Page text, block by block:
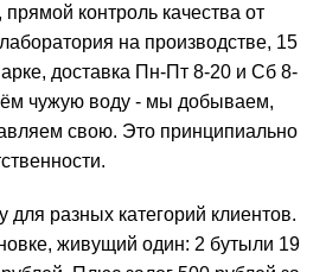
контроль качества от
на производстве, 15
доставка Пн-Пт 8-20 и Сб 8-
чужую воду - мы добываем,
свою. Это принципиально
для разных категорий клиентов.
живущий один: 2 бутыли 19